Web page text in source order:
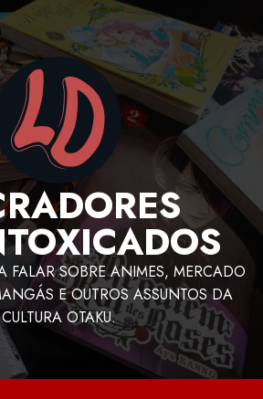
FALAR SOBRE ANIMES, MERCADO
E OUTROS ASSUNTOS DA
CULTURA OTAKU.